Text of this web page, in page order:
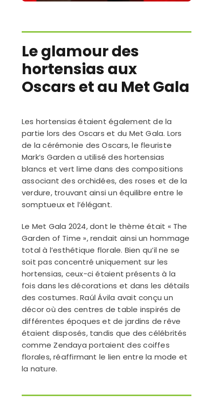
Le glamour des
hortensias aux
Oscars et au Met Gala
Les hortensias étaient également de la
partie lors des Oscars et du Met Gala. Lors
de la cérémonie des Oscars, le fleuriste
Mark’s Garden a utilisé des hortensias
blancs et vert lime dans des compositions
associant des orchidées, des roses et de la
verdure, trouvant ainsi un équilibre entre le
somptueux et l’élégant.
Le Met Gala 2024, dont le thème était « The
Garden of Time », rendait ainsi un hommage
total à l’esthétique florale. Bien qu’il ne se
soit pas concentré uniquement sur les
hortensias, ceux-ci étaient présents à la
fois dans les décorations et dans les détails
des costumes. Raúl Ávila avait conçu un
décor où des centres de table inspirés de
différentes époques et de jardins de rêve
étaient disposés, tandis que des célébrités
comme Zendaya portaient des coiffes
florales, réaffirmant le lien entre la mode et
la nature.